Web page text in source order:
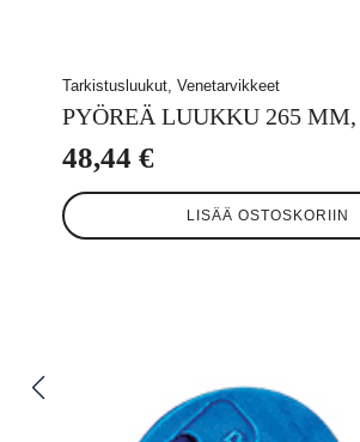
Tarkistusluukut, Venetarvikkeet
PYÖREÄ LUUKKU 265
48,44 €
LISÄÄ OSTOSKORIIN